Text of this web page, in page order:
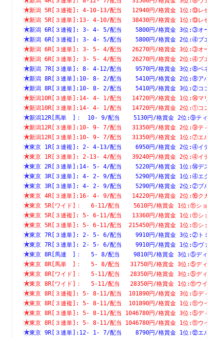
新潟 5R[３連複]: 4-10-13/配当   12940円/格賞金
新潟 5R[３連単]:13- 4-10/配当   38430円/格賞金
新潟 6R[３連複]: 3- 4- 5/配当    5800円/格賞金 3
新潟 6R[３連複]: 3- 4- 5/配当    5800円/格賞金 2位
新潟 6R[３連単]: 3- 5- 4/配当   26270円/格賞金 3
新潟 6R[３連単]: 3- 5- 4/配当   26270円/格賞金 2位
新潟 7R[３連単]: 8- 4-12/配当    9570円/格賞
新潟 8R[３連単]:10- 8- 2/配当    5410円/格賞金
新潟 8R[３連単]:10- 8- 2/配当    5410円/格賞金
新潟10R[３連単]:14- 4- 1/配当   14720円/格賞金 1位:⑭マリア
新潟10R[３連単]:14- 4- 1/配当   14720円/格賞金 2位:①コンフ
新潟12R[馬単　]：　10- 9/配当    5130円/格賞金 2
新潟12R[３連単]:10- 9- 7/配当   31350円/格賞金
新潟12R[３連単]:10- 9- 7/配当   31350円/格賞金
東京 1R[３連複]: 2- 4-13/配当    6950円/格賞金 2
東京 1R[３連単]: 2-13- 4/配当   39240円/格賞金 2
東京 2R[３連単]:14- 5- 4/配当    5220円/格賞
東京 3R[３連単]: 4- 2- 9/配当    5290円/格賞金 1位
東京 3R[３連単]: 4- 2- 9/配当    5290円/格賞金
東京 4R[３連単]:16- 4- 9/配当   14220円/格賞金
東京 5R[ワイド]：　 6-11/配当    5610円/格賞金 1
東京 5R[３連複]: 5- 6-11/配当   13360円/格賞金 1
東京 5R[３連単]: 5- 6-11/配当  215450円/格賞金 1
東京 7R[３連単]: 2- 5- 6/配当    9910円/格賞金 3
東京 7R[３連単]: 2- 5- 6/配当    9910円/格賞金
東京 8R[馬連　]：　 5- 8/配当    9810円/格賞金 3
東京 8R[馬単　]：　 5- 8/配当   31750円/格賞金 3
東京 8R[ワイド]：　 5-11/配当   28350円/格賞金 3
東京 8R[ワイド]：　 5-11/配当   28350円/格賞金 1
東京 8R[３連複]: 5- 8-11/配当  101890円/格賞金
東京 8R[３連複]: 5- 8-11/配当  101890円/格賞金 1
東京 8R[３連単]: 5- 8-11/配当 1046780円/格賞金
東京 8R[３連単]: 5- 8-11/配当 1046780円/格賞金 1
東京 9R[３連単]:12- 1- 7/配当    8790円/格賞金 1位:⑫エルマ